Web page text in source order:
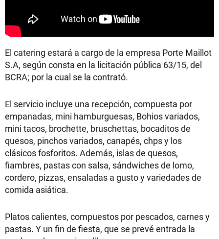
El catering estará a cargo de la empresa Porte Maillot
S.A, según consta en la licitación pública 63/15, del
BCRA; por la cual se la contrató.
El servicio incluye una recepción, compuesta por
empanadas, mini hamburguesas, Bohios variados,
mini tacos, brochette, bruschettas, bocaditos de
quesos, pinchos variados, canapés, chps y los
clásicos fosforitos. Además, islas de quesos,
fiambres, pastas con salsa, sándwiches de lomo,
cordero, pizzas, ensaladas a gusto y variedades de
comida asiática.
Platos calientes, compuestos por pescados, carnes y
pastas. Y un fin de fiesta, que se prevé entrada la